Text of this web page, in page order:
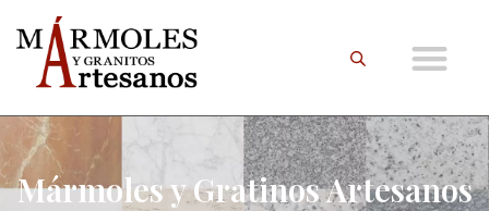
Mármoles y Gratinos Artesanos